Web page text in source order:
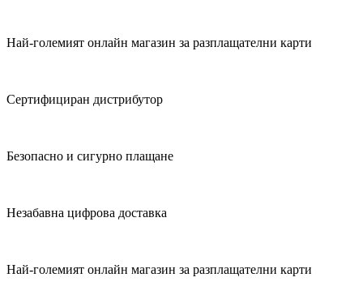
Най-големият онлайн магазин за разплащателни карти
Сертифициран дистрибутор
Безопасно и сигурно плащане
Незабавна цифрова доставка
Най-големият онлайн магазин за разплащателни карти